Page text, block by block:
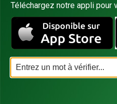
Téléchargez notre appli